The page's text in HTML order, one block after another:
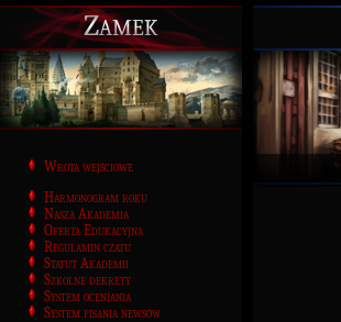
Zamek
Wrota wejściowe
Harmonogram roku
Nasza Akademia
Oferta Edukacyjna
Regulamin czatu
Statut Akademii
Szkolne dekrety
System oceniania
System pisania newsów